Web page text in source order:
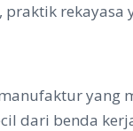
praktik
yang
dari benda